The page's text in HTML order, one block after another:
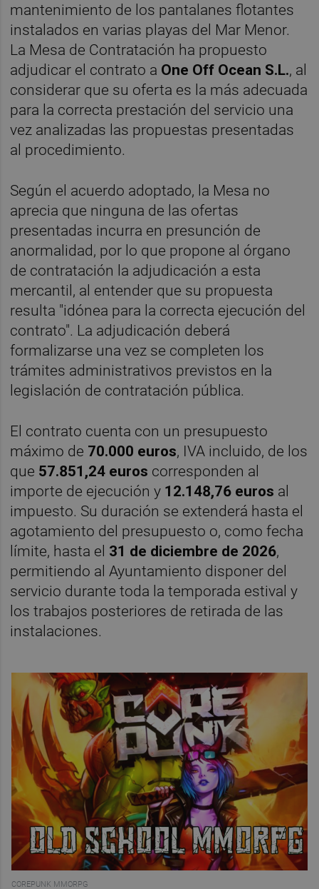
mantenimiento de los pantalanes flotantes
instalados en varias playas del Mar Menor.
La Mesa de Contratación ha propuesto
adjudicar el contrato a One Off Ocean S.L., al
considerar que su oferta es la más adecuada
para la correcta prestación del servicio una
vez analizadas las propuestas presentadas
al procedimiento.
Según el acuerdo adoptado, la Mesa no
aprecia que ninguna de las ofertas
presentadas incurra en presunción de
anormalidad, por lo que propone al órgano
de contratación la adjudicación a esta
mercantil, al entender que su propuesta
resulta "idónea para la correcta ejecución del
contrato". La adjudicación deberá
formalizarse una vez se completen los
trámites administrativos previstos en la
legislación de contratación pública.
El contrato cuenta con un presupuesto
máximo de 70.000 euros, IVA incluido, de los
que 57.851,24 euros corresponden al
importe de ejecución y 12.148,76 euros al
impuesto. Su duración se extenderá hasta el
agotamiento del presupuesto o, como fecha
límite, hasta el 31 de diciembre de 2026,
permitiendo al Ayuntamiento disponer del
servicio durante toda la temporada estival y
los trabajos posteriores de retirada de las
instalaciones.
COREPUNK MMORPG